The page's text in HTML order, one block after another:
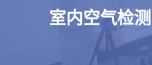
室内空气检测